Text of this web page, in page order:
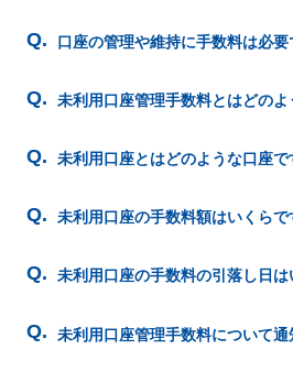
口座の管理や維持に手数料は必要
未利用口座管理手数料とはどのよ
未利用口座とはどのような口座で
未利用口座の手数料額はいくらで
未利用口座の手数料の引落し日は
未利用口座管理手数料について通